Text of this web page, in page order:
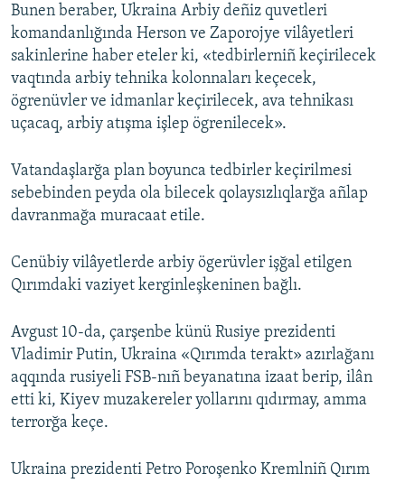
Bunen beraber, Ukraina Arbiy deñiz quvetleri
komandanlığında Herson ve Zaporojye vilâyetleri
sakinlerine haber eteler ki, «tedbirlerniñ keçirilecek
vaqtında arbiy tehnika kolonnaları keçecek,
ögrenüvler ve idmanlar keçirilecek, ava tehnikası
uçacaq, arbiy atışma işlep ögrenilecek».
Vatandaşlarğa plan boyunca tedbirler keçirilmesi
sebebinden peyda ola bilecek qolaysızlıqlarğa añlap
davranmağa muracaat etile.
Cenübiy vilâyetlerde arbiy ögerüvler işğal etilgen
Qırımdaki vaziyet kerginleşkeninen bağlı.
Avgust 10-da, çarşenbe künü Rusiye prezidenti
Vladimir Putin, Ukraina «Qırımda terakt» azırlağanı
aqqında rusiyeli FSB-nıñ beyanatına izaat berip, ilân
etti ki, Kiyev muzakereler yollarını qıdırmay, amma
terrorğa keçe.
Ukraina prezidenti Petro Poroşenko Kremlniñ Qırım